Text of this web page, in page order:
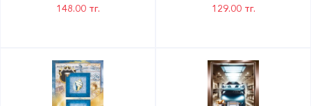
148.00 тг. 129.00 тг.